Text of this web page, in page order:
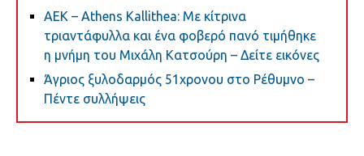
ΑΕΚ – Athens Kallithea: Με κίτρινα
τριαντάφυλλα και ένα φοβερό πανό τιμήθηκε
η μνήμη του Μιχάλη Κατσούρη – Δείτε εικόνες
Άγριος ξυλοδαρμός 51χρονου στο Ρέθυμνο –
Πέντε συλλήψεις